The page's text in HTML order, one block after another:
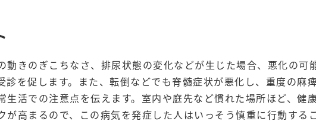
動きのぎこちなさ、排尿状態の変化などが生じた場合、悪化の可
診を促します。また、転倒などでも脊髄症状が悪化し、重度の麻
生活での注意点を伝えます。室内や庭先など慣れた場所ほど、健
が高まるので、この病気を発症した人はいっそう慎重に行動する